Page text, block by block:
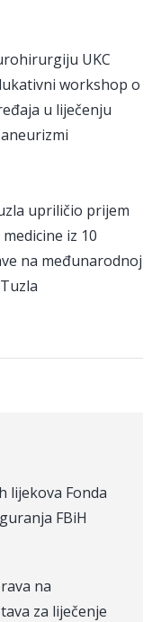
UKC
workshop o
u liječenju
upriličio prijem
iz 10
na međunarodnoj
lijekova Fonda
FBiH
na
za liječenje